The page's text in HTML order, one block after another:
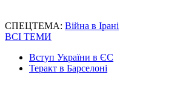
СПЕЦТЕМА: Війна в Ірані
ВСІ ТЕМИ
Вступ України в ЄС
Теракт в Барселоні